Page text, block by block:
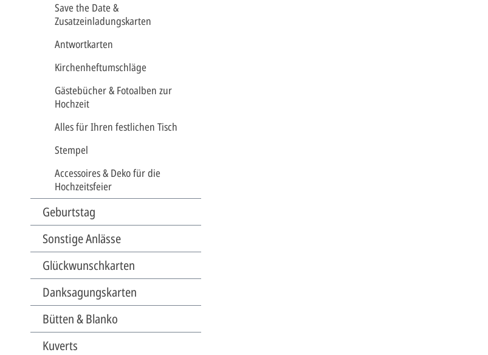
Save the Date &
Zusatzeinladungskarten
Antwortkarten
Kirchenheftumschläge
Gästebücher & Fotoalben zur
Hochzeit
Alles für Ihren festlichen Tisch
Stempel
Accessoires & Deko für die
Hochzeitsfeier
Geburtstag
Sonstige Anlässe
Glückwunschkarten
Danksagungskarten
Bütten & Blanko
Kuverts